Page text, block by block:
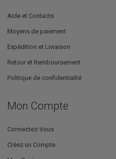
Aide et Contacts
Moyens de paiement
Expédition et Livraison
Retour et Remboursement
Politique de confidentialité
Mon Compte
Connectez-Vous
Créez un Compte